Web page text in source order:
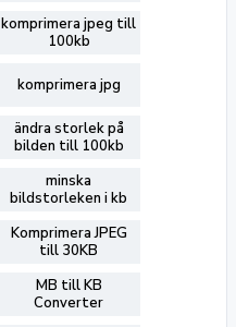
komprimera jpeg till
100kb
komprimera jpg
ändra storlek på
bilden till 100kb
minska
bildstorleken i kb
Komprimera JPEG
till 30KB
MB till KB
Converter